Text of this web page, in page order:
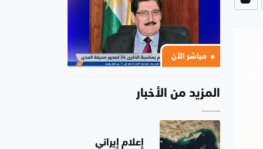
مباشر الآن
المزيد من الأخبار
إعلام إيراني